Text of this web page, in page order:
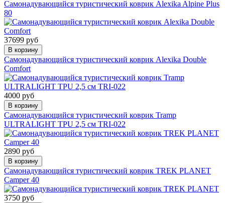
Самонадувающийся туристический коврик Alexika Alpine Plus
80
37699 руб
В корзину
Самонадувающийся туристический коврик Alexika Double
Comfort
4000 руб
В корзину
Самонадувающийся туристический коврик Tramp
ULTRALIGHT TPU 2,5 см TRI-022
2890 руб
В корзину
Самонадувающийся туристический коврик TREK PLANET
Camper 40
3750 руб